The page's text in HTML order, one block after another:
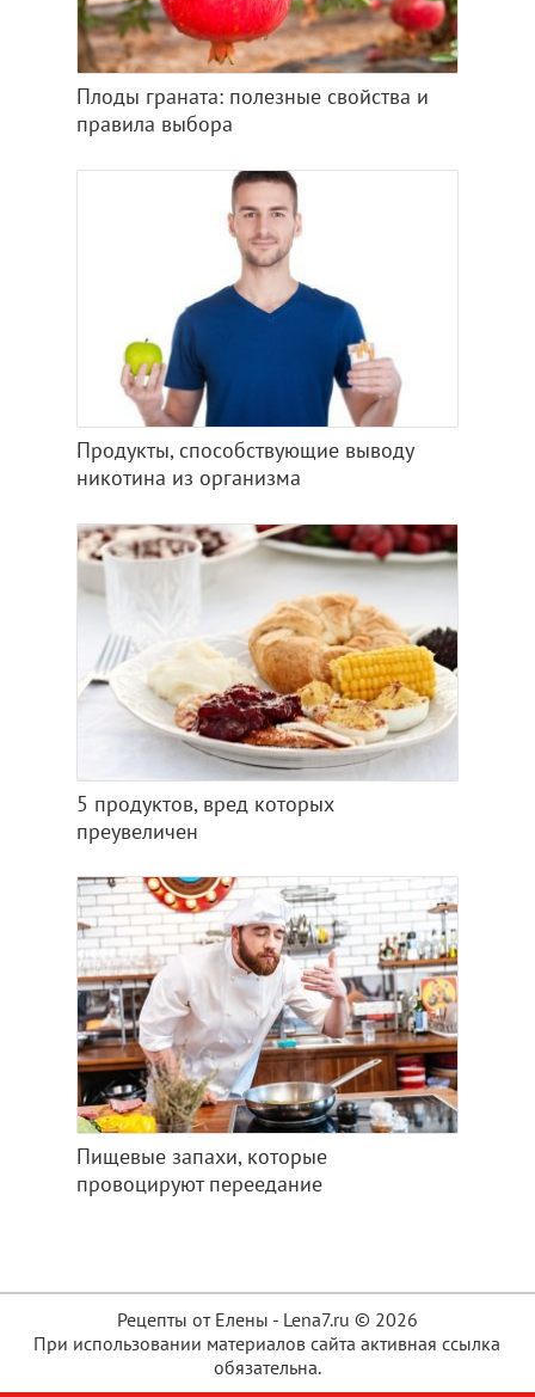
Плоды граната: полезные свойства и
правила выбора
Продукты, способствующие выводу
никотина из организма
5 продуктов, вред которых
преувеличен
Пищевые запахи, которые
провоцируют переедание
Рецепты от Елены - Lena7.ru © 2026
При использовании материалов сайта активная ссылка
обязательна.